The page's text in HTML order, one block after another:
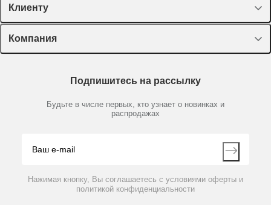
Спецпредложения
Оборудование, приборы
Пластик, стекло, принадлежности
Химические реактивы, препараты, наборы
Производители
Клиенту
Лекторий Диаэм
Доставка и оплата
Мобильное приложение
Компания
Партнеры
Контакты
Подпишитесь на рассылку
Будьте в числе первых, кто узнает о новинках и
распродажах
Нажимая кнопку, Вы соглашаетесь с условиями оферты и
политикой конфиденциальности